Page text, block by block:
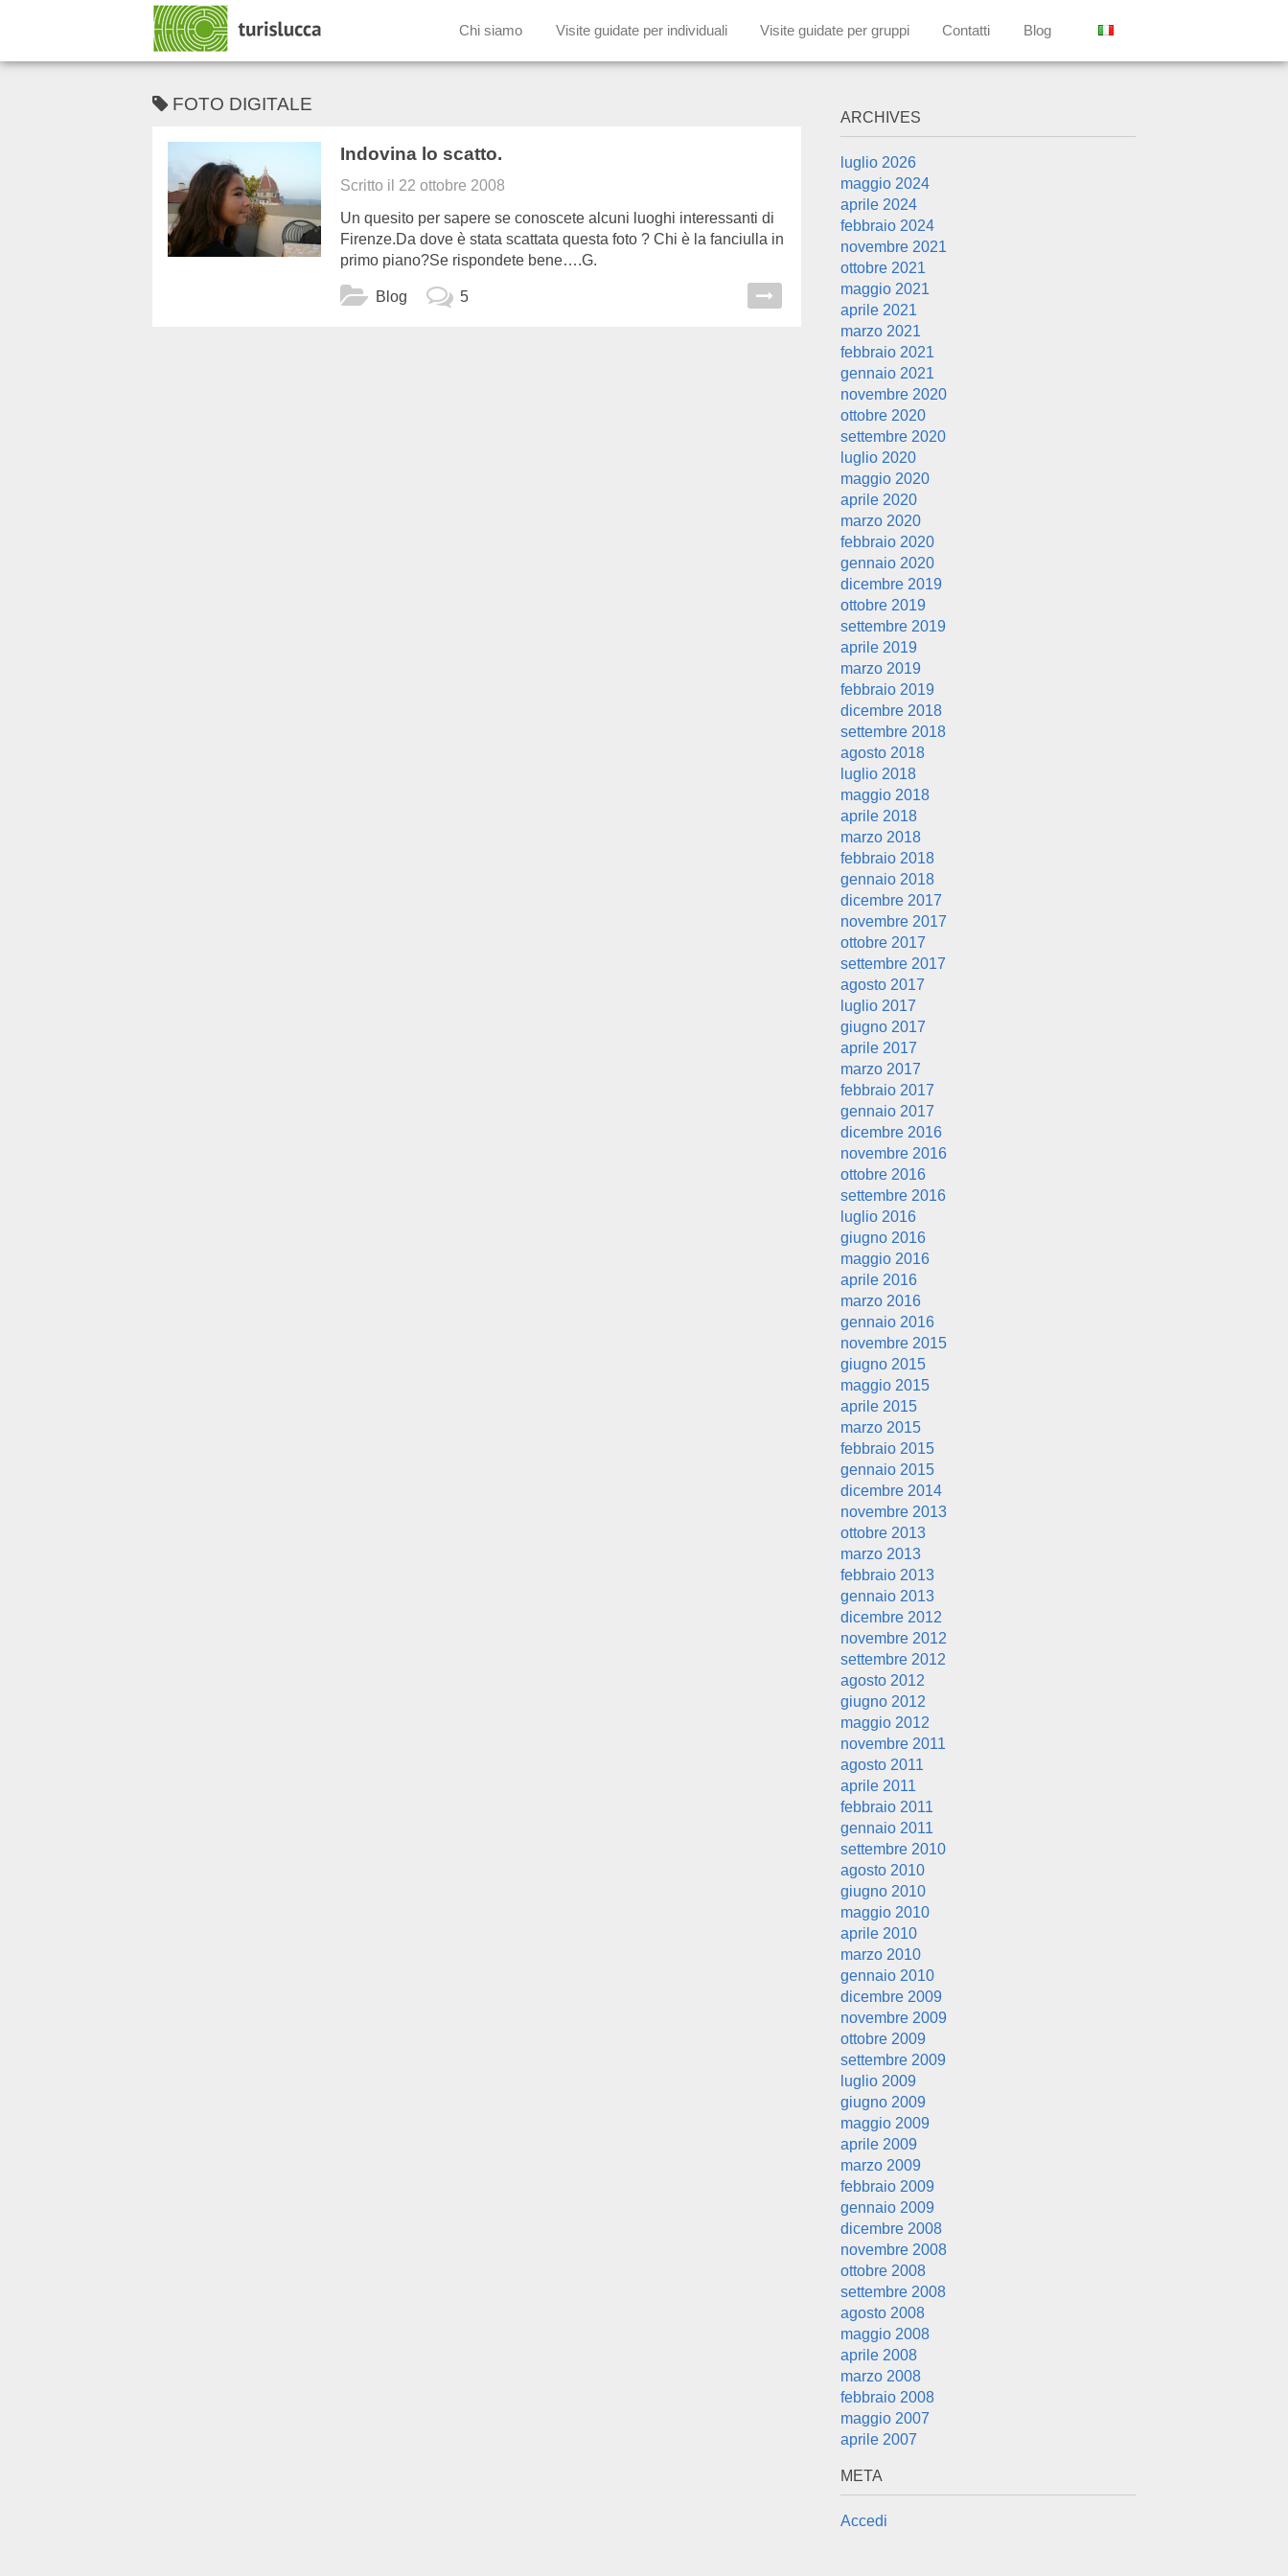
Chi siamo Visite guidate per individuali Visite guidate per gruppi Contatti Blog
FOTO DIGITALE
Indovina lo scatto.
Scritto il 22 ottobre 2008
Un quesito per sapere se conoscete alcuni luoghi interessanti di
Firenze.Da dove è stata scattata questa foto ? Chi è la fanciulla in
primo piano?Se rispondete bene….G.
Blog 5
ARCHIVES
luglio 2026
maggio 2024
aprile 2024
febbraio 2024
novembre 2021
ottobre 2021
maggio 2021
aprile 2021
marzo 2021
febbraio 2021
gennaio 2021
novembre 2020
ottobre 2020
settembre 2020
luglio 2020
maggio 2020
aprile 2020
marzo 2020
febbraio 2020
gennaio 2020
dicembre 2019
ottobre 2019
settembre 2019
aprile 2019
marzo 2019
febbraio 2019
dicembre 2018
settembre 2018
agosto 2018
luglio 2018
maggio 2018
aprile 2018
marzo 2018
febbraio 2018
gennaio 2018
dicembre 2017
novembre 2017
ottobre 2017
settembre 2017
agosto 2017
luglio 2017
giugno 2017
aprile 2017
marzo 2017
febbraio 2017
gennaio 2017
dicembre 2016
novembre 2016
ottobre 2016
settembre 2016
luglio 2016
giugno 2016
maggio 2016
aprile 2016
marzo 2016
gennaio 2016
novembre 2015
giugno 2015
maggio 2015
aprile 2015
marzo 2015
febbraio 2015
gennaio 2015
dicembre 2014
novembre 2013
ottobre 2013
marzo 2013
febbraio 2013
gennaio 2013
dicembre 2012
novembre 2012
settembre 2012
agosto 2012
giugno 2012
maggio 2012
novembre 2011
agosto 2011
aprile 2011
febbraio 2011
gennaio 2011
settembre 2010
agosto 2010
giugno 2010
maggio 2010
aprile 2010
marzo 2010
gennaio 2010
dicembre 2009
novembre 2009
ottobre 2009
settembre 2009
luglio 2009
giugno 2009
maggio 2009
aprile 2009
marzo 2009
febbraio 2009
gennaio 2009
dicembre 2008
novembre 2008
ottobre 2008
settembre 2008
agosto 2008
maggio 2008
aprile 2008
marzo 2008
febbraio 2008
maggio 2007
aprile 2007
META
Accedi